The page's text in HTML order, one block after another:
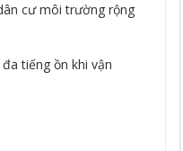
cư môi trường rộng
tiếng ồn khi vận